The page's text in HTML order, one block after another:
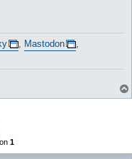
, Mastodon
,
1